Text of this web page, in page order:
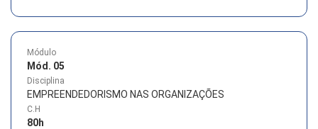
Módulo
Mód. 05
Disciplina
EMPREENDEDORISMO NAS ORGANIZAÇÕES
C.H
80h